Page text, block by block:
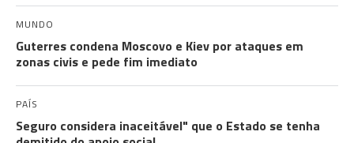
MUNDO
Guterres condena Moscovo e Kiev por ataques em
zonas civis e pede fim imediato
PAÍS
Seguro considera inaceitável" que o Estado se tenha